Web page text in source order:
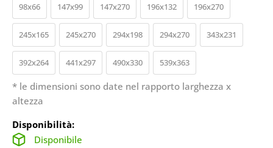
98x66 147x99 147x270 196x132 196x270
245x165 245x270 294x198 294x270 343x231
392x264 441x297 490x330 539x363
* le dimensioni sono date nel rapporto larghezza x
altezza
Disponibilità:
Disponibile